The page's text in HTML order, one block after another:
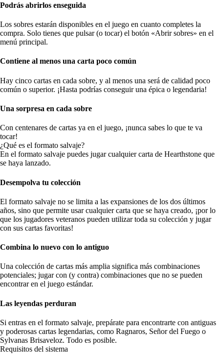
Podrás abrirlos enseguida
Los sobres estarán disponibles en el juego en cuanto completes la
compra. Solo tienes que pulsar (o tocar) el botón «Abrir sobres» en el
menú principal.
Contiene al menos una carta poco común
Hay cinco cartas en cada sobre, y al menos una será de calidad poco
común o superior. ¡Hasta podrías conseguir una épica o legendaria!
Una sorpresa en cada sobre
Con centenares de cartas ya en el juego, ¡nunca sabes lo que te va
tocar!
¿Qué es el formato salvaje?
En el formato salvaje puedes jugar cualquier carta de Hearthstone que
se haya lanzado.
Desempolva tu colección
El formato salvaje no se limita a las expansiones de los dos últimos
años, sino que permite usar cualquier carta que se haya creado, ¡por lo
que los jugadores veteranos pueden utilizar toda su colección y jugar
con sus cartas favoritas!
Combina lo nuevo con lo antiguo
Una colección de cartas más amplia significa más combinaciones
potenciales; jugar con (y contra) combinaciones que no se pueden
encontrar en el juego estándar.
Las leyendas perduran
Si entras en el formato salvaje, prepárate para encontrarte con antiguas
y poderosas cartas legendarias, como Ragnaros, Señor del Fuego o
Sylvanas Brisaveloz. Todo es posible.
Requisitos del sistema